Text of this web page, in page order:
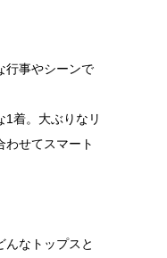
行事やシーンで
1着。大ぶりなリ
わせてスマート
んなトップスと